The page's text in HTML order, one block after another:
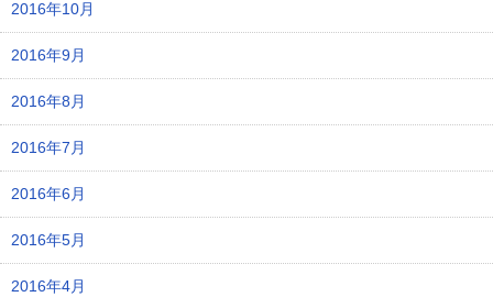
2016年10月
2016年9月
2016年8月
2016年7月
2016年6月
2016年5月
2016年4月